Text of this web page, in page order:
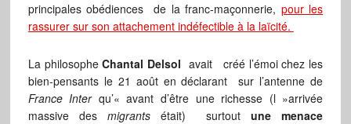
principales obédiences de la franc-maçonnerie, pour les
rassurer sur son attachement indéfectible à la laïcité.
La philosopheChantal Delsol avait créé l’émoi chez les
bien-pensants le 21 août en déclarant sur l’antenne de
France Interqu’« avant d’être une richesse (l »arrivée
massive desmigrantsétait) surtoutune menace